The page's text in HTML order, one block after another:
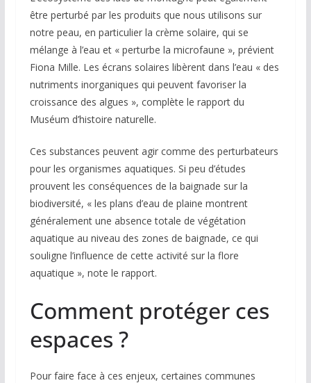
être perturbé par les produits que nous utilisons sur
notre peau, en particulier la crème solaire, qui se
mélange à l’eau et « perturbe la microfaune », prévient
Fiona Mille. Les écrans solaires libèrent dans l’eau « des
nutriments inorganiques qui peuvent favoriser la
croissance des algues », complète le rapport du
Muséum d’histoire naturelle.
Ces substances peuvent agir comme des perturbateurs
pour les organismes aquatiques. Si peu d’études
prouvent les conséquences de la baignade sur la
biodiversité, « les plans d’eau de plaine montrent
généralement une absence totale de végétation
aquatique au niveau des zones de baignade, ce qui
souligne l’influence de cette activité sur la flore
aquatique », note le rapport.
Comment protéger ces
espaces ?
Pour faire face à ces enjeux, certaines communes